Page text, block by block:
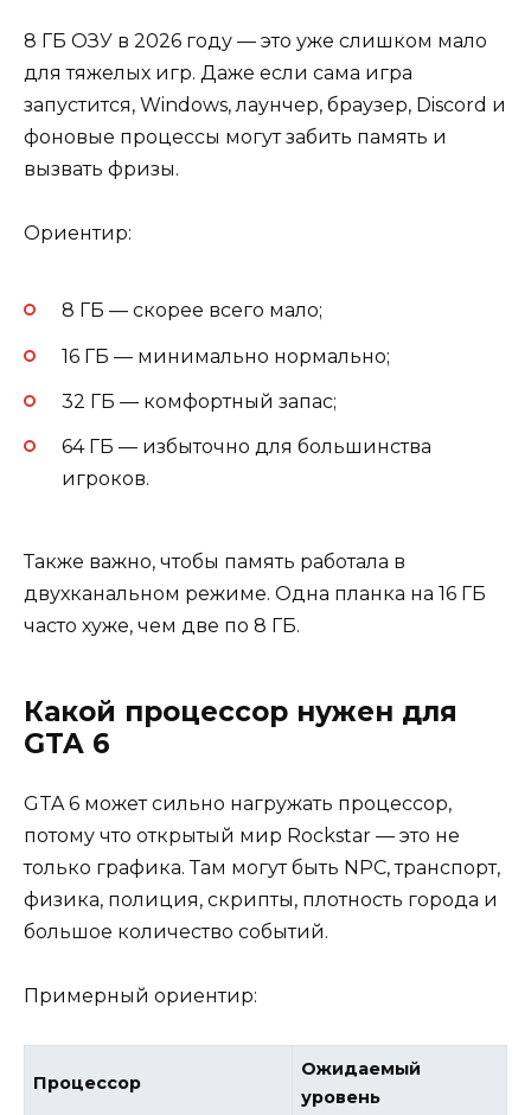
8 ГБ ОЗУ в 2026 году — это уже слишком мало
для тяжелых игр. Даже если сама игра
запустится, Windows, лаунчер, браузер, Discord и
фоновые процессы могут забить память и
вызвать фризы.
Ориентир:
8 ГБ — скорее всего мало;
16 ГБ — минимально нормально;
32 ГБ — комфортный запас;
64 ГБ — избыточно для большинства
игроков.
Также важно, чтобы память работала в
двухканальном режиме. Одна планка на 16 ГБ
часто хуже, чем две по 8 ГБ.
Какой процессор нужен для
GTA 6
GTA 6 может сильно нагружать процессор,
потому что открытый мир Rockstar — это не
только графика. Там могут быть NPC, транспорт,
физика, полиция, скрипты, плотность города и
большое количество событий.
Примерный ориентир:
Процессор
Ожидаемый
уровень